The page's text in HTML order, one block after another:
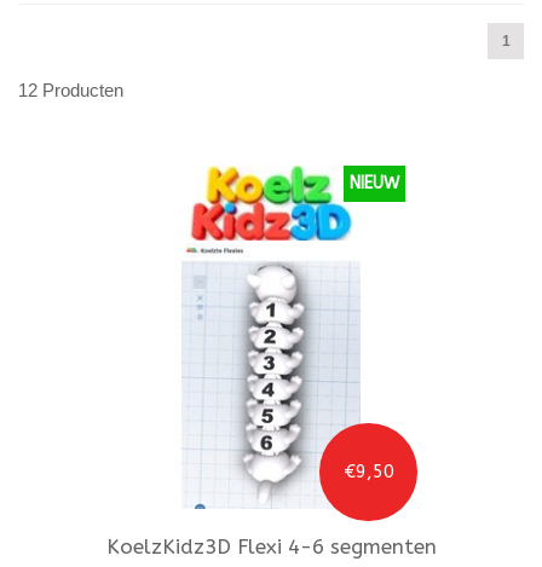
1
12 Producten
€9,50
NIEUW
KoelzKidz3D Flexi 4-6 segmenten